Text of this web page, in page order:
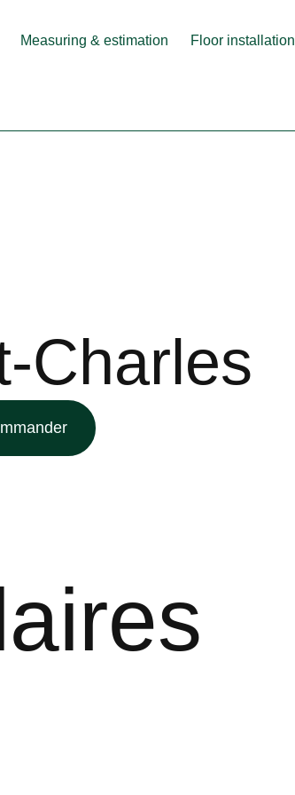
Measuring & estimation Floor installation
Charles